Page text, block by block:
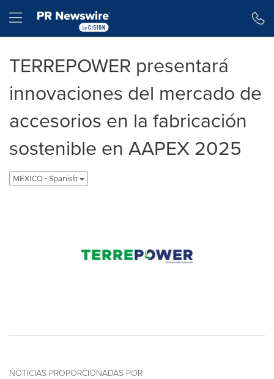
Hamburger menu
TERREPOWER presentará
innovaciones del mercado de
accesorios en la fabricación
sostenible en AAPEX 2025
MEXICO - Spanish
NOTICIAS PROPORCIONADAS POR